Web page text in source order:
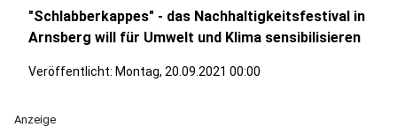
"Schlabberkappes" - das Nachhaltigkeitsfestival in
Arnsberg will für Umwelt und Klima sensibilisieren
Veröffentlicht: Montag, 20.09.2021 00:00
Anzeige